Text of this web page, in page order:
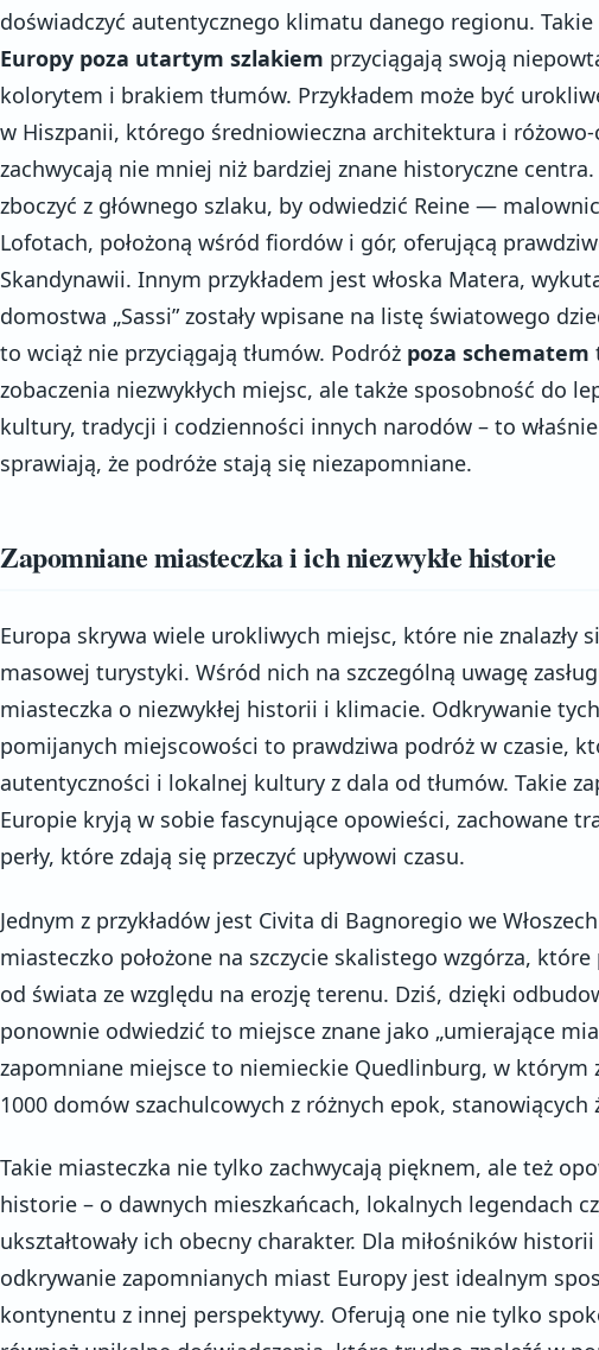
doświadczyć autentycznego klimatu danego regionu. Takie
Europy poza utartym szlakiem przyciągają swoją
kolorytem i brakiem tłumów. Przykładem może być
w Hiszpanii, którego średniowieczna architektura i
zachwycają nie mniej niż bardziej znane historyczne
zboczyć z głównego szlaku, by odwiedzić Reine —
Lofotach, położoną wśród fiordów i gór, oferującą
Skandynawii. Innym przykładem jest włoska Matera,
domostwa „Sassi” zostały wpisane na listę światowego
to wciąż nie przyciągają tłumów. Podróż poza schematem
zobaczenia niezwykłych miejsc, ale także sposobność do
kultury, tradycji i codzienności innych narodów – to
sprawiają, że podróże stają się niezapomniane.
Zapomniane miasteczka i ich niezwykłe historie
Europa skrywa wiele urokliwych miejsc, które nie znalazły
masowej turystyki. Wśród nich na szczególną uwagę
miasteczka o niezwykłej historii i klimacie. Odkrywanie
pomijanych miejscowości to prawdziwa podróż w czasie,
autentyczności i lokalnej kultury z dala od tłumów. Takie
Europie kryją w sobie fascynujące opowieści, zachowane
perły, które zdają się przeczyć upływowi czasu.
Jednym z przykładów jest Civita di Bagnoregio we
miasteczko położone na szczycie skalistego wzgórza,
od świata ze względu na erozję terenu. Dziś, dzięki
ponownie odwiedzić to miejsce znane jako „umierające
zapomniane miejsce to niemieckie Quedlinburg, w którym
1000 domów szachulcowych z różnych epok, stanowiących
Takie miasteczka nie tylko zachwycają pięknem, ale też
historie – o dawnych mieszkańcach, lokalnych legendach
ukształtowały ich obecny charakter. Dla miłośników
odkrywanie zapomnianych miast Europy jest idealnym
kontynentu z innej perspektywy. Oferują one nie tylko